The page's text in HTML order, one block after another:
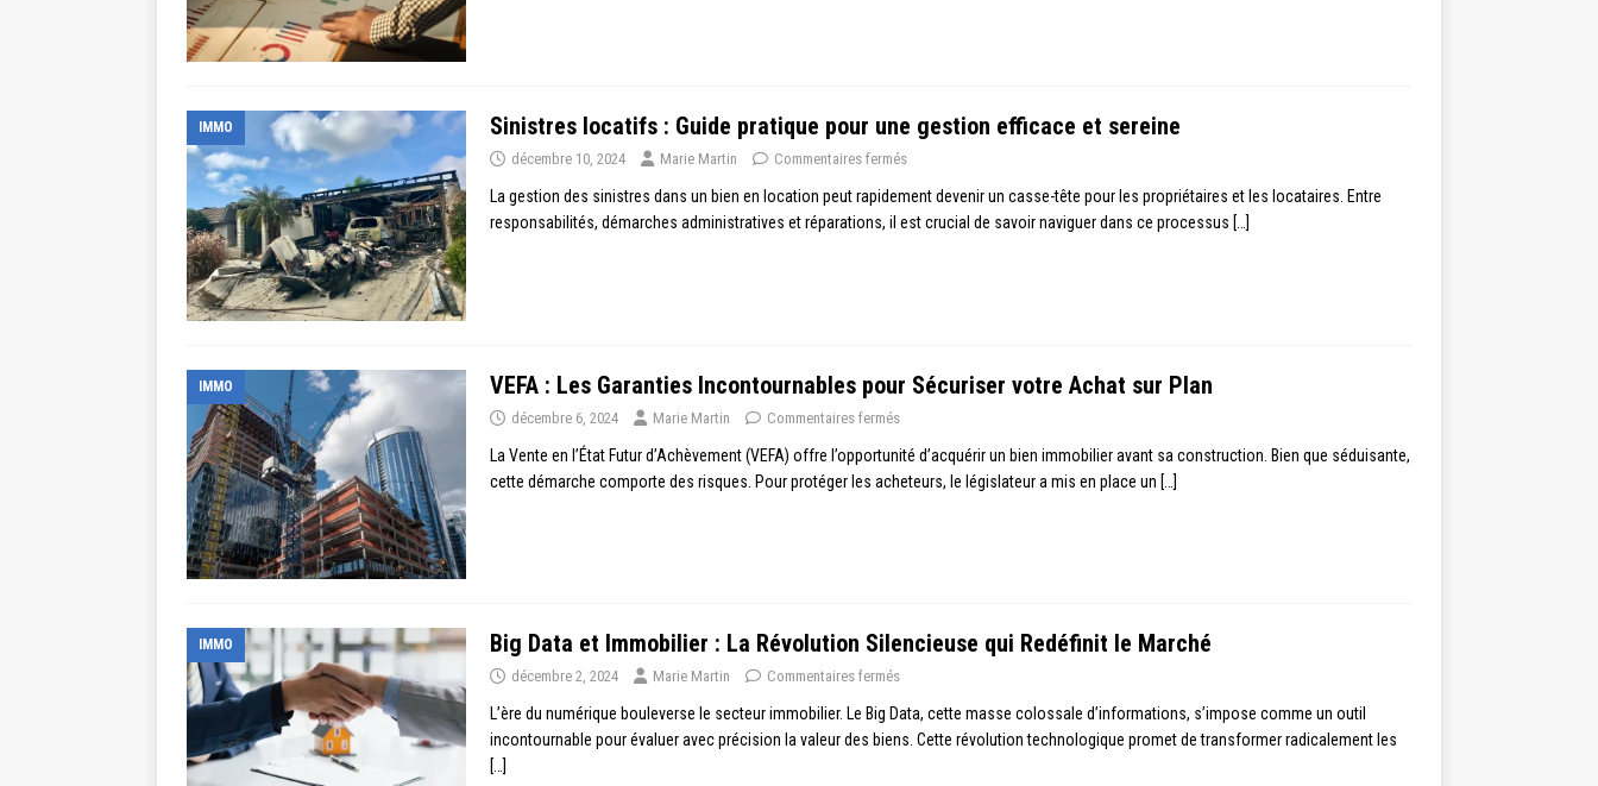
IMMO Sinistres locatifs : Guide pratique pour une gestion efficace et sereine
décembre 10, 2024 Marie Martin Commentaires fermés
La gestion des sinistres dans un bien en location peut rapidement devenir un casse-tête pour les propriétaires et les locataires. Entre
responsabilités, démarches administratives et réparations, il est crucial de savoir naviguer dans ce processus […]
IMMO VEFA : Les Garanties Incontournables pour Sécuriser votre Achat sur Plan
décembre 6, 2024 Marie Martin Commentaires fermés
La Vente en l’État Futur d’Achèvement (VEFA) offre l’opportunité d’acquérir un bien immobilier avant sa construction. Bien que séduisante,
cette démarche comporte des risques. Pour protéger les acheteurs, le législateur a mis en place un […]
IMMO Big Data et Immobilier : La Révolution Silencieuse qui Redéfinit le Marché
décembre 2, 2024 Marie Martin Commentaires fermés
L’ère du numérique bouleverse le secteur immobilier. Le Big Data, cette masse colossale d’informations, s’impose comme un outil
incontournable pour évaluer avec précision la valeur des biens. Cette révolution technologique promet de transformer radicalement les
[…]